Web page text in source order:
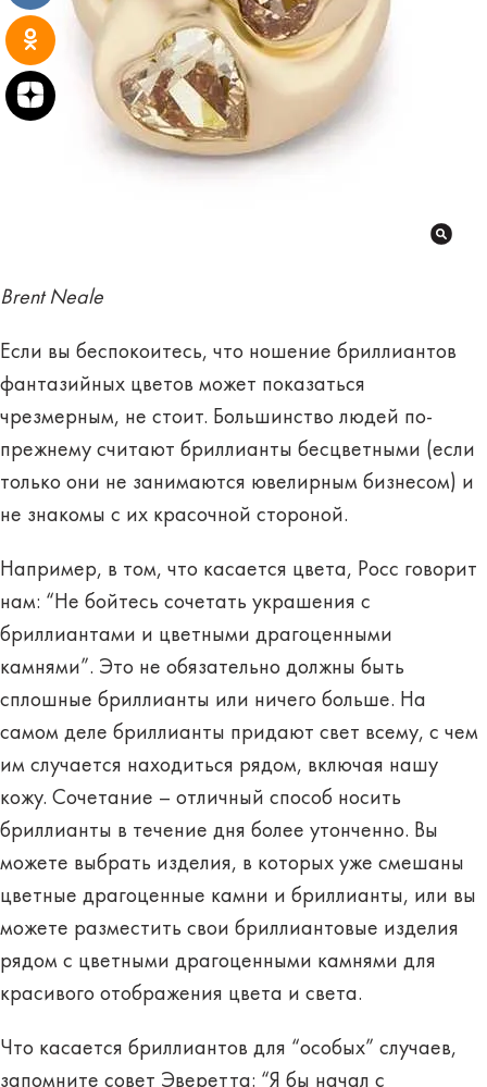
Brent Neale
Если вы беспокоитесь, что ношение бриллиантов
фантазийных цветов может показаться
чрезмерным, не стоит. Большинство людей по-
прежнему считают бриллианты бесцветными (если
только они не занимаются ювелирным бизнесом) и
не знакомы с их красочной стороной.
Например, в том, что касается цвета, Росс говорит
нам: “Не бойтесь сочетать украшения с
бриллиантами и цветными драгоценными
камнями”. Это не обязательно должны быть
сплошные бриллианты или ничего больше. На
самом деле бриллианты придают свет всему, с чем
им случается находиться рядом, включая нашу
кожу. Сочетание – отличный способ носить
бриллианты в течение дня более утонченно. Вы
можете выбрать изделия, в которых уже смешаны
цветные драгоценные камни и бриллианты, или вы
можете разместить свои бриллиантовые изделия
рядом с цветными драгоценными камнями для
красивого отображения цвета и света.
Что касается бриллиантов для “особых” случаев,
запомните совет Эверетта: “Я бы начал с